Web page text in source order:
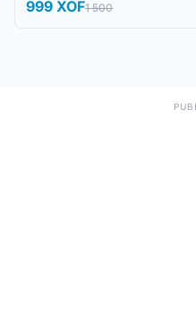
999 XOF1 500